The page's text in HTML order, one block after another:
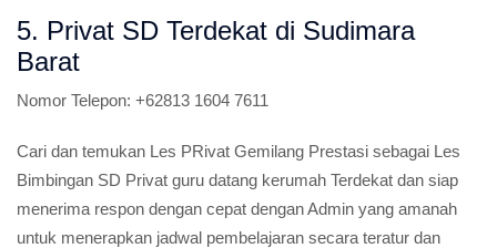
5. Privat SD Terdekat di Sudimara
Barat
Nomor Telepon: +62813 1604 7611
Cari dan temukan Les PRivat Gemilang Prestasi sebagai Les
Bimbingan SD Privat guru datang kerumah Terdekat dan siap
menerima respon dengan cepat dengan Admin yang amanah
untuk menerapkan jadwal pembelajaran secara teratur dan